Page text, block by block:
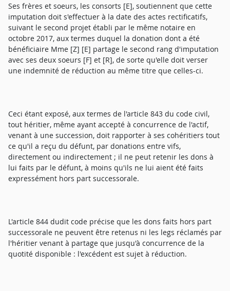
Ses frères et soeurs, les consorts [E], soutiennent que cette
imputation doit s'effectuer à la date des actes rectificatifs,
suivant le second projet établi par le même notaire en
octobre 2017, aux termes duquel la donation dont a été
bénéficiaire Mme [Z] [E] partage le second rang d'imputation
avec ses deux soeurs [F] et [R], de sorte qu'elle doit verser
une indemnité de réduction au même titre que celles-ci.
Ceci étant exposé, aux termes de l'article 843 du code civil,
tout héritier, même ayant accepté à concurrence de l'actif,
venant à une succession, doit rapporter à ses cohéritiers tout
ce qu'il a reçu du défunt, par donations entre vifs,
directement ou indirectement ; il ne peut retenir les dons à
lui faits par le défunt, à moins qu'ils ne lui aient été faits
expressément hors part successorale.
L'article 844 dudit code précise que les dons faits hors part
successorale ne peuvent être retenus ni les legs réclamés par
l'héritier venant à partage que jusqu'à concurrence de la
quotité disponible : l'excédent est sujet à réduction.